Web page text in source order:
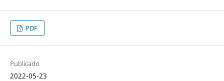
PDF
Publicado
2022-05-23